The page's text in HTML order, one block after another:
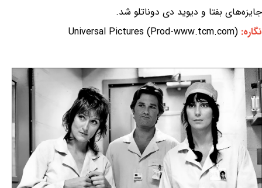
جایزه‌های بفتا و دیوید دی دوناتلو شد.
نگاره: Universal Pictures (Prod-www.tcm.com)